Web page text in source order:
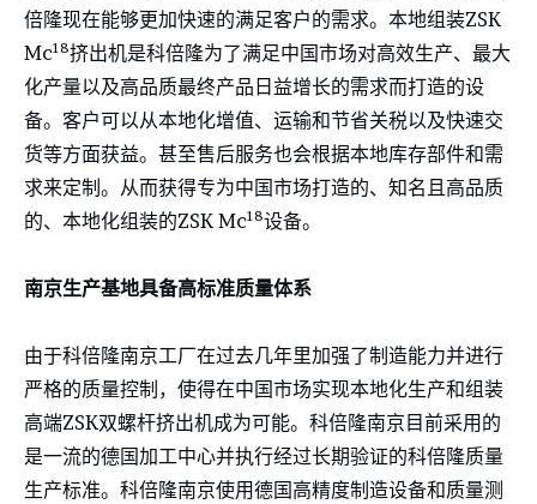
倍隆现在能够更加快速的满足客户的需求。本地组装ZSK
Mc18挤出机是科倍隆为了满足中国市场对高效生产、最大
化产量以及高品质最终产品日益增长的需求而打造的设
备。客户可以从本地化增值、运输和节省关税以及快速交
货等方面获益。甚至售后服务也会根据本地库存部件和需
求来定制。从而获得专为中国市场打造的、知名且高品质
的、本地化组装的ZSK Mc18设备。
南京生产基地具备高标准质量体系
由于科倍隆南京工厂在过去几年里加强了制造能力并进行
严格的质量控制，使得在中国市场实现本地化生产和组装
高端ZSK双螺杆挤出机成为可能。科倍隆南京目前采用的
是一流的德国加工中心并执行经过长期验证的科倍隆质量
生产标准。科倍隆南京使用德国高精度制造设备和质量测